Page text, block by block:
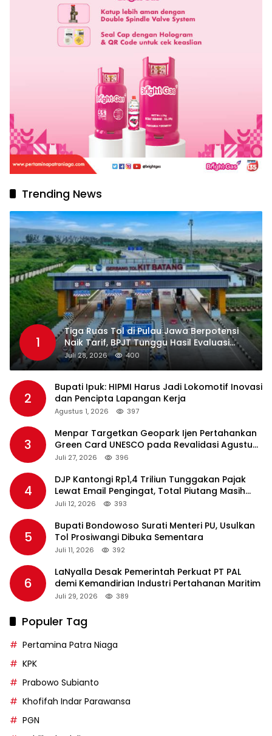
Trending News
1
Tiga Ruas Tol di Pulau Jawa Berpotensi
Naik Tarif, BPJT Tunggu Hasil Evaluasi
Standar Pelayanan
Juli 28, 2026 400
2
Bupati Ipuk: HIPMI Harus Jadi Lokomotif Inovasi
dan Pencipta Lapangan Kerja
Agustus 1, 2026 397
3
Menpar Targetkan Geopark Ijen Pertahankan
Green Card UNESCO pada Revalidasi Agustus
2026
Juli 27, 2026 396
4
DJP Kantongi Rp1,4 Triliun Tunggakan Pajak
Lewat Email Pengingat, Total Piutang Masih
Rp36 Triliun
Juli 12, 2026 393
5
Bupati Bondowoso Surati Menteri PU, Usulkan
Tol Prosiwangi Dibuka Sementara
Juli 11, 2026 392
6
LaNyalla Desak Pemerintah Perkuat PT PAL
demi Kemandirian Industri Pertahanan Maritim
Juli 29, 2026 389
Populer Tag
Pertamina Patra Niaga
KPK
Prabowo Subianto
Khofifah Indar Parawansa
PGN